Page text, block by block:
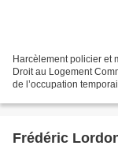
Harcèlement policier et
Droit au Logement
de l’occupation
Frédéric